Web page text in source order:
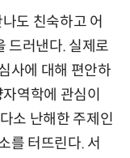
도 친숙하고 어
드러낸다. 실제로
사에 대해 편안하
역학에 관심이
소 난해한 주제인
를 터뜨린다. 서